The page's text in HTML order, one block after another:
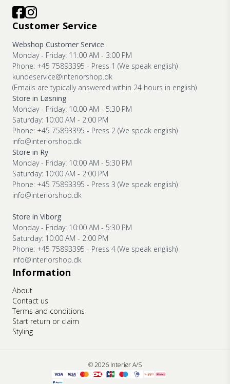
Customer Service
Webshop Customer Service
Monday - Friday: 11:00 AM - 3:00 PM
Phone: +45 75893395 - Press 1 (We speak english)
kundeservice@interiorshop.dk
(Emails are typically answered within 24 hours in english)
Store in Løsning
Monday - Friday: 10:00 AM - 5:30 PM
Saturday: 10:00 AM - 2:00 PM
Phone: +45 75893395 - Press 2 (We speak english)
info@interiorshop.dk
Store in Ry
Monday - Friday: 10:00 AM - 5:30 PM
Saturday: 10:00 AM - 2:00 PM
Phone: +45 75893395 - Press 3 (We speak english)
info@interiorshop.dk
Store in Viborg
Monday - Friday: 10:00 AM - 5:30 PM
Saturday: 10:00 AM - 2:00 PM
Phone: +45 75893395 - Press 4 (We speak english)
info@interiorshop.dk
Information
About
Contact us
Terms and conditions
Start return or claim
Styling
© 2026 Interiør A/S